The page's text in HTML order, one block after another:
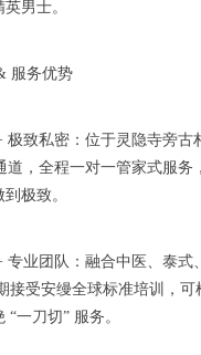
男士。
务优势
致私密：位于灵隐寺旁古
道，全程一对一管家式服务
极致。
业团队：融合中医、泰式
接受安缦全球标准培训，
一刀切” 服务。